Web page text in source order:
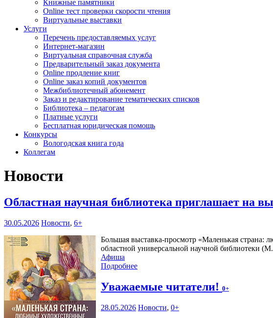
Книжные памятники
Online тест проверки скорости чтения
Виртуальные выставки
Услуги
Перечень предоставляемых услуг
Интернет-магазин
Виртуальная справочная служба
Предварительный заказ документа
Online продление книг
Online заказ копий документов
Межбиблиотечный абонемент
Заказ и редактирование тематических списков
Библиотека – педагогам
Платные услуги
Бесплатная юридическая помощь
Конкурсы
Вологодская книга года
Коллегам
Новости
Областная научная библиотека приглашает на
30.05.2026 Новости, 6+
Большая выставка-просмотр «Маленькая страна:
областной универсальной научной библиотеки
Афиша
Подробнее
Уважаемые читатели! 0+
28.05.2026 Новости, 0+